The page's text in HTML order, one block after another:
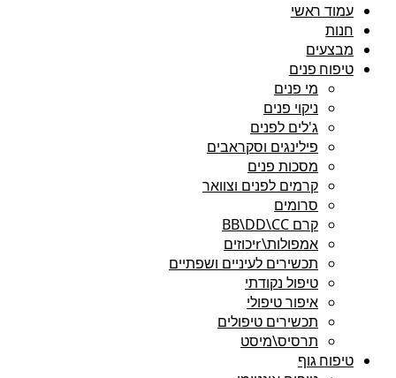
עמוד ראשי
חנות
מבצעים
טיפוח פנים
מי פנים
ניקוי פנים
ג'לים לפנים
פילינגים וסקראבים
מסכות פנים
קרמים לפנים וצוואר
סרומים
קרם BB\DD\CC
אמפולות\rיכוזים
תכשירים לעיניים ושפתיים
טיפול נקודתי
איפור טיפולי
תכשירים טיפולים
תרסיס\מיסט
טיפוח גוף